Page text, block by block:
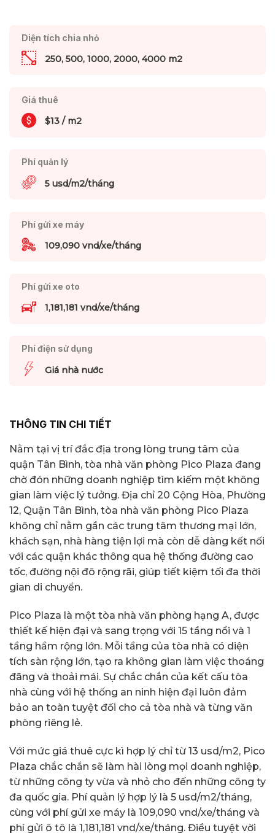
Diện tích chia nhỏ
250, 500, 1000, 2000, 4000 m2
Giá thuê
$13 / m2
Phí quản lý
5 usd/m2/tháng
Phí gửi xe máy
109,090 vnd/xe/tháng
Phí gửi xe oto
1,181,181 vnd/xe/tháng
Phí điện sử dụng
Giá nhà nước
THÔNG TIN CHI TIẾT
Nằm tại vị trí đắc địa trong lòng trung tâm của
quận Tân Bình, tòa nhà văn phòng Pico Plaza đang
chờ đón những doanh nghiệp tìm kiếm một không
gian làm việc lý tưởng. Địa chỉ 20 Cộng Hòa, Phường
12, Quận Tân Bình, tòa nhà văn phòng Pico Plaza
không chỉ nằm gần các trung tâm thương mại lớn,
khách sạn, nhà hàng tiện lợi mà còn dễ dàng kết nối
với các quận khác thông qua hệ thống đường cao
tốc, đường nội đô rộng rãi, giúp tiết kiệm tối đa thời
gian di chuyển.
Pico Plaza là một tòa nhà văn phòng hạng A, được
thiết kế hiện đại và sang trọng với 15 tầng nổi và 1
tầng hầm rộng lớn. Mỗi tầng của tòa nhà có diện
tích sàn rộng lớn, tạo ra không gian làm việc thoáng
đãng và thoải mái. Sự chắc chắn của kết cấu tòa
nhà cùng với hệ thống an ninh hiện đại luôn đảm
bảo an toàn tuyệt đối cho cả tòa nhà và từng văn
phòng riêng lẻ.
Với mức giá thuê cực kì hợp lý chỉ từ 13 usd/m2, Pico
Plaza chắc chắn sẽ làm hài lòng mọi doanh nghiệp,
từ những công ty vừa và nhỏ cho đến những công ty
đa quốc gia. Phí quản lý hợp lý là 5 usd/m2/tháng,
cùng với phí gửi xe máy là 109,090 vnd/xe/tháng và
phí gửi ô tô là 1,181,181 vnd/xe/tháng. Điều tuyệt vời